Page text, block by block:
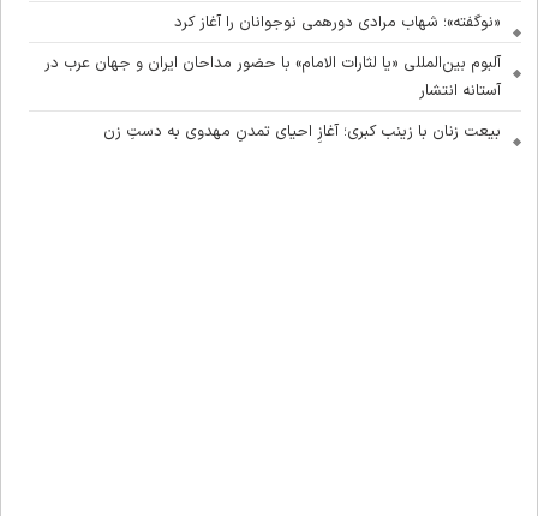
«نوگفته»؛ شهاب مرادی دورهمی نوجوانان را آغاز کرد
آلبوم بین‌المللی «یا لثارات الامام» با حضور مداحان ایران و جهان عرب در
آستانه انتشار
بیعت زنان با زینب کبری؛ آغازِ احیای تمدنِ مهدوی به دستِ زن